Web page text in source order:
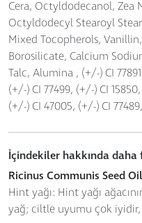
Cera, Octyldodecanol, Zea
Octyldodecyl Stearoyl
Mixed Tocopherols,
Borosilicate, Calcium
Talc, Alumina , (+/-) CI
(+/-) CI 77499, (+/-) CI
(+/-) CI 47005, (+/-) CI
İçindekiler hakkında
Ricinus Communis Seed
Hint yağı: Hint yağı
yağ; ciltle uyumu çok